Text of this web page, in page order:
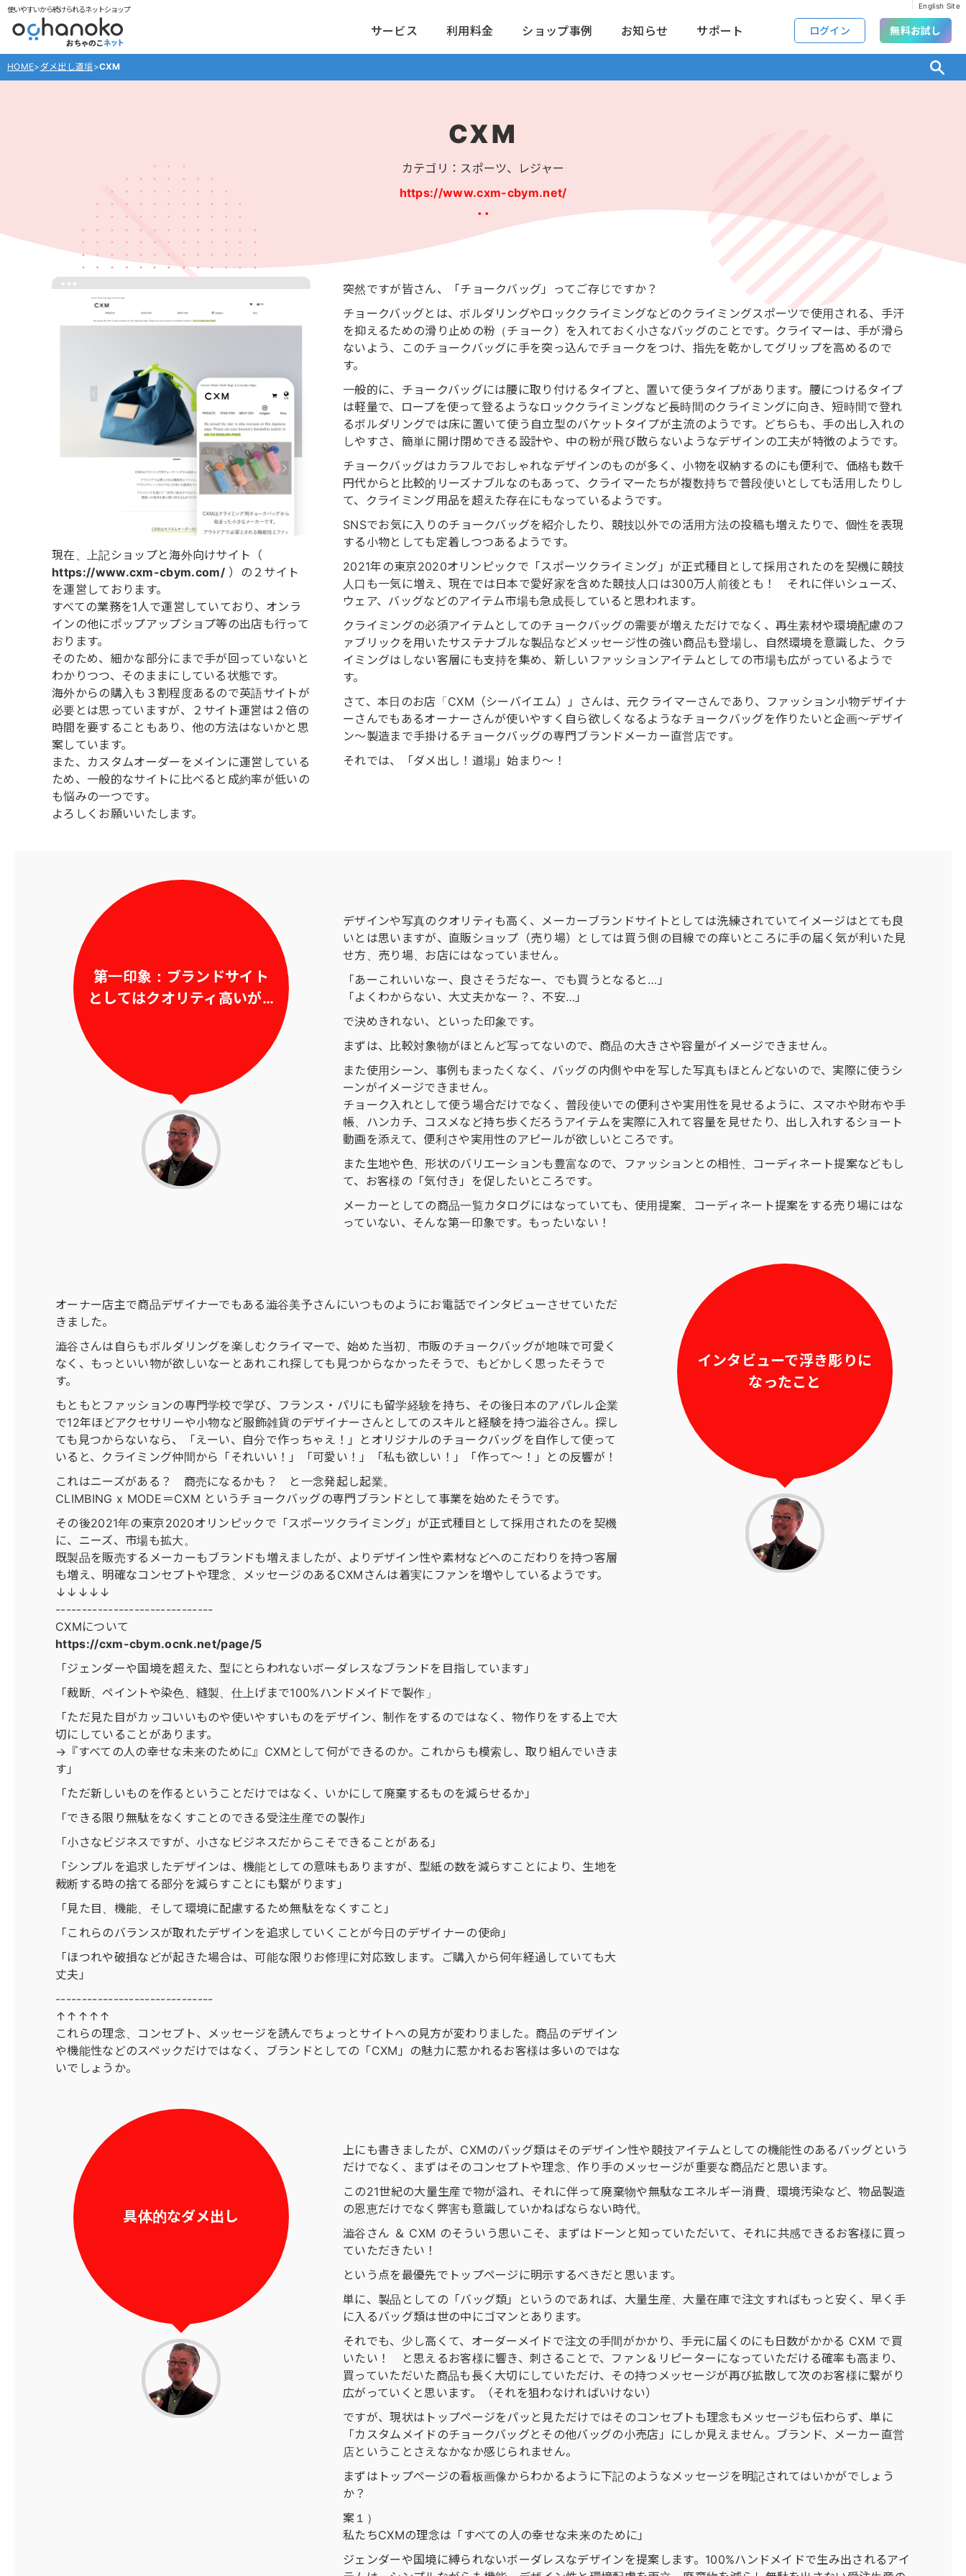
English Site
使いやすいから続けられるネットショップ
サービス 利用料金 ショップ事例 お知らせ サポート ログイン 無料お試し
HOME> ダメ出し道場>CXM
CXM
カテゴリ：スポーツ、レジャー
https://www.cxm-cbym.net/
現在、上記ショップと海外向けサイト（
https://www.cxm-cbym.com/ ）の２サイト
を運営しております。
すべての業務を1人で運営していており、オンラ
インの他にポップアップショプ等の出店も行って
おります。
そのため、細かな部分にまで手が回っていないと
わかりつつ、そのままにしている状態です。
海外からの購入も３割程度あるので英語サイトが
必要とは思っていますが、２サイト運営は２倍の
時間を要することもあり、他の方法はないかと思
案しています。
また、カスタムオーダーをメインに運営している
ため、一般的なサイトに比べると成約率が低いの
も悩みの一つです。
よろしくお願いいたします。
突然ですが皆さん、「チョークバッグ」ってご存じですか？
チョークバッグとは、ボルダリングやロッククライミングなどのクライミングスポーツで使用される、手汗
を抑えるための滑り止めの粉（チョーク）を入れておく小さなバッグのことです。クライマーは、手が滑ら
ないよう、このチョークバッグに手を突っ込んでチョークをつけ、指先を乾かしてグリップを高めるので
す。
一般的に、チョークバッグには腰に取り付けるタイプと、置いて使うタイプがあります。腰につけるタイプ
は軽量で、ロープを使って登るようなロッククライミングなど長時間のクライミングに向き、短時間で登れ
るボルダリングでは床に置いて使う自立型のバケットタイプが主流のようです。どちらも、手の出し入れの
しやすさ、簡単に開け閉めできる設計や、中の粉が飛び散らないようなデザインの工夫が特徴のようです。
チョークバッグはカラフルでおしゃれなデザインのものが多く、小物を収納するのにも便利で、価格も数千
円代からと比較的リーズナブルなのもあって、クライマーたちが複数持ちで普段使いとしても活用したりし
て、クライミング用品を超えた存在にもなっているようです。
SNSでお気に入りのチョークバッグを紹介したり、競技以外での活用方法の投稿も増えたりで、個性を表現
する小物としても定着しつつあるようです。
2021年の東京2020オリンピックで「スポーツクライミング」が正式種目として採用されたのを契機に競技
人口も一気に増え、現在では日本で愛好家を含めた競技人口は300万人前後とも！ それに伴いシューズ、
ウェア、バッグなどのアイテム市場も急成長していると思われます。
クライミングの必須アイテムとしてのチョークバッグの需要が増えただけでなく、再生素材や環境配慮のフ
ァブリックを用いたサステナブルな製品などメッセージ性の強い商品も登場し、自然環境を意識した、クラ
イミングはしない客層にも支持を集め、新しいファッションアイテムとしての市場も広がっているようで
す。
さて、本日のお店「CXM（シーバイエム）」さんは、元クライマーさんであり、ファッション小物デザイナ
ーさんでもあるオーナーさんが使いやすく自ら欲しくなるようなチョークバッグを作りたいと企画〜デザイ
ン〜製造まで手掛けるチョークバッグの専門ブランドメーカー直営店です。
それでは、「ダメ出し！道場」始まり〜！
第一印象：ブランドサイト
としてはクオリティ高いが…
デザインや写真のクオリティも高く、メーカーブランドサイトとしては洗練されていてイメージはとても良
いとは思いますが、直販ショップ（売り場）としては買う側の目線での痒いところに手の届く気が利いた見
せ方、売り場、お店にはなっていません。
「あーこれいいなー、良さそうだなー、でも買うとなると…」
「よくわからない、大丈夫かなー？、不安…」
で決めきれない、といった印象です。
まずは、比較対象物がほとんど写ってないので、商品の大きさや容量がイメージできません。
また使用シーン、事例もまったくなく、バッグの内側や中を写した写真もほとんどないので、実際に使うシ
ーンがイメージできません。
チョーク入れとして使う場合だけでなく、普段使いでの便利さや実用性を見せるように、スマホや財布や手
帳、ハンカチ、コスメなど持ち歩くだろうアイテムを実際に入れて容量を見せたり、出し入れするショート
動画を添えて、便利さや実用性のアピールが欲しいところです。
また生地や色、形状のバリエーションも豊富なので、ファッションとの相性、コーディネート提案などもし
て、お客様の「気付き」を促したいところです。
メーカーとしての商品一覧カタログにはなっていても、使用提案、コーディネート提案をする売り場にはな
っていない、そんな第一印象です。もったいない！
インタビューで浮き彫りに
なったこと
オーナー店主で商品デザイナーでもある澁谷美予さんにいつものようにお電話でインタビューさせていただ
きました。
澁谷さんは自らもボルダリングを楽しむクライマーで、始めた当初、市販のチョークバッグが地味で可愛く
なく、もっといい物が欲しいなーとあれこれ探しても見つからなかったそうで、もどかしく思ったそうで
す。
もともとファッションの専門学校で学び、フランス・パリにも留学経験を持ち、その後日本のアパレル企業
で12年ほどアクセサリーや小物など服飾雑貨のデザイナーさんとしてのスキルと経験を持つ澁谷さん。探し
ても見つからないなら、「えーい、自分で作っちゃえ！」とオリジナルのチョークバッグを自作して使って
いると、クライミング仲間から「それいい！」「可愛い！」「私も欲しい！」「作って〜！」との反響が！
これはニーズがある？ 商売になるかも？ と一念発起し起業。
CLIMBING x MODE＝CXM というチョークバッグの専門ブランドとして事業を始めたそうです。
その後2021年の東京2020オリンピックで「スポーツクライミング」が正式種目として採用されたのを契機
に、ニーズ、市場も拡大。
既製品を販売するメーカーもブランドも増えましたが、よりデザイン性や素材などへのこだわりを持つ客層
も増え、明確なコンセプトや理念、メッセージのあるCXMさんは着実にファンを増やしているようです。
↓↓↓↓↓
------------------------------
CXMについて
https://cxm-cbym.ocnk.net/page/5
「ジェンダーや国境を超えた、型にとらわれないボーダレスなブランドを目指しています」
「裁断、ペイントや染色、縫製、仕上げまで100%ハンドメイドで製作」
「ただ見た目がカッコいいものや使いやすいものをデザイン、制作をするのではなく、物作りをする上で大
切にしていることがあります。
→『すべての人の幸せな未来のために』CXMとして何ができるのか。これからも模索し、取り組んでいきま
す」
「ただ新しいものを作るということだけではなく、いかにして廃棄するものを減らせるか」
「できる限り無駄をなくすことのできる受注生産での製作」
「小さなビジネスですが、小さなビジネスだからこそできることがある」
「シンプルを追求したデザインは、機能としての意味もありますが、型紙の数を減らすことにより、生地を
裁断する時の捨てる部分を減らすことにも繋がります」
「見た目、機能、そして環境に配慮するため無駄をなくすこと」
「これらのバランスが取れたデザインを追求していくことが今日のデザイナーの使命」
「ほつれや破損などが起きた場合は、可能な限りお修理に対応致します。ご購入から何年経過していても大
丈夫」
------------------------------
↑↑↑↑↑
これらの理念、コンセプト、メッセージを読んでちょっとサイトへの見方が変わりました。商品のデザイン
や機能性などのスペックだけではなく、ブランドとしての「CXM」の魅力に惹かれるお客様は多いのではな
いでしょうか。
具体的なダメ出し
上にも書きましたが、CXMのバッグ類はそのデザイン性や競技アイテムとしての機能性のあるバッグという
だけでなく、まずはそのコンセプトや理念、作り手のメッセージが重要な商品だと思います。
この21世紀の大量生産で物が溢れ、それに伴って廃棄物や無駄なエネルギー消費、環境汚染など、物品製造
の恩恵だけでなく弊害も意識していかねばならない時代。
澁谷さん ＆ CXM のそういう思いこそ、まずはドーンと知っていただいて、それに共感できるお客様に買っ
ていただきたい！
という点を最優先でトップページに明示するべきだと思います。
単に、製品としての「バッグ類」というのであれば、大量生産、大量在庫で注文すればもっと安く、早く手
に入るバッグ類は世の中にゴマンとあります。
それでも、少し高くて、オーダーメイドで注文の手間がかかり、手元に届くのにも日数がかかる CXM で買
いたい！ と思えるお客様に響き、刺さることで、ファン＆リピーターになっていただける確率も高まり、
買っていただいた商品も長く大切にしていただけ、その持つメッセージが再び拡散して次のお客様に繋がり
広がっていくと思います。（それを狙わなければいけない）
ですが、現状はトップページをパッと見ただけではそのコンセプトも理念もメッセージも伝わらず、単に
「カスタムメイドのチョークバッグとその他バッグの小売店」にしか見えません。ブランド、メーカー直営
店ということさえなかなか感じられません。
まずはトップページの看板画像からわかるように下記のようなメッセージを明記されてはいかがでしょう
か？
案１）
私たちCXMの理念は「すべての人の幸せな未来のために」
ジェンダーや国境に縛られないボーダレスなデザインを提案します。100%ハンドメイドで生み出されるアイ